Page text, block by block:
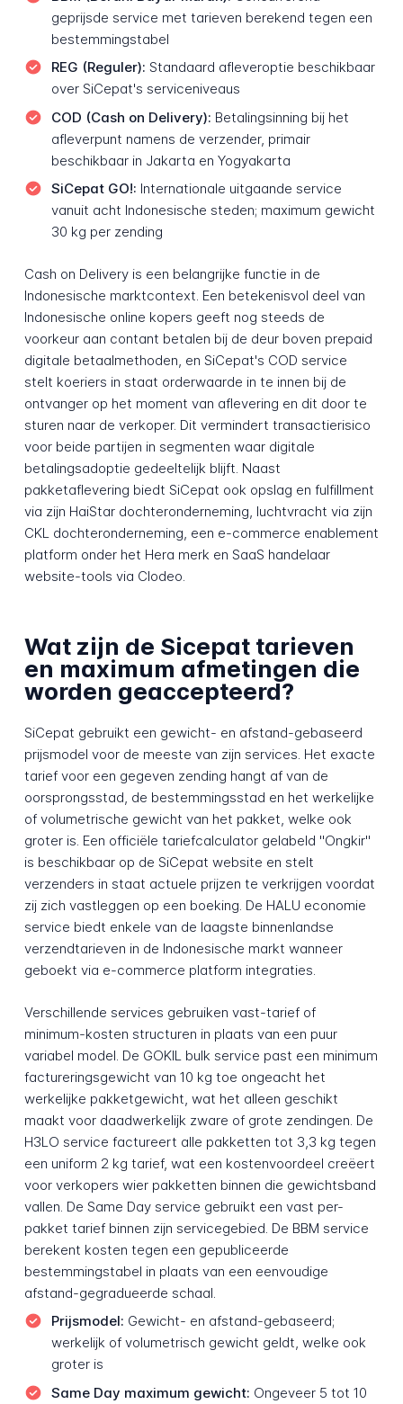
geprijsde service met tarieven berekend tegen een
bestemmingstabel
REG (Reguler): Standaard afleveroptie beschikbaar
over SiCepat's serviceniveaus
COD (Cash on Delivery): Betalingsinning bij het
afleverpunt namens de verzender, primair
beschikbaar in Jakarta en Yogyakarta
SiCepat GO!: Internationale uitgaande service
vanuit acht Indonesische steden; maximum gewicht
30 kg per zending
Cash on Delivery is een belangrijke functie in de
Indonesische marktcontext. Een betekenisvol deel van
Indonesische online kopers geeft nog steeds de
voorkeur aan contant betalen bij de deur boven prepaid
digitale betaalmethoden, en SiCepat's COD service
stelt koeriers in staat orderwaarde in te innen bij de
ontvanger op het moment van aflevering en dit door te
sturen naar de verkoper. Dit vermindert transactierisico
voor beide partijen in segmenten waar digitale
betalingsadoptie gedeeltelijk blijft. Naast
pakketaflevering biedt SiCepat ook opslag en fulfillment
via zijn HaiStar dochteronderneming, luchtvracht via zijn
CKL dochteronderneming, een e-commerce enablement
platform onder het Hera merk en SaaS handelaar
website-tools via Clodeo.
Wat zijn de Sicepat tarieven
en maximum afmetingen die
worden geaccepteerd?
SiCepat gebruikt een gewicht- en afstand-gebaseerd
prijsmodel voor de meeste van zijn services. Het exacte
tarief voor een gegeven zending hangt af van de
oorsprongsstad, de bestemmingsstad en het werkelijke
of volumetrische gewicht van het pakket, welke ook
groter is. Een officiële tariefcalculator gelabeld "Ongkir"
is beschikbaar op de SiCepat website en stelt
verzenders in staat actuele prijzen te verkrijgen voordat
zij zich vastleggen op een boeking. De HALU economie
service biedt enkele van de laagste binnenlandse
verzendtarieven in de Indonesische markt wanneer
geboekt via e-commerce platform integraties.
Verschillende services gebruiken vast-tarief of
minimum-kosten structuren in plaats van een puur
variabel model. De GOKIL bulk service past een minimum
factureringsgewicht van 10 kg toe ongeacht het
werkelijke pakketgewicht, wat het alleen geschikt
maakt voor daadwerkelijk zware of grote zendingen. De
H3LO service factureert alle pakketten tot 3,3 kg tegen
een uniform 2 kg tarief, wat een kostenvoordeel creëert
voor verkopers wier pakketten binnen die gewichtsband
vallen. De Same Day service gebruikt een vast per-
pakket tarief binnen zijn servicegebied. De BBM service
berekent kosten tegen een gepubliceerde
bestemmingstabel in plaats van een eenvoudige
afstand-gegradueerde schaal.
Prijsmodel: Gewicht- en afstand-gebaseerd;
werkelijk of volumetrisch gewicht geldt, welke ook
groter is
Same Day maximum gewicht: Ongeveer 5 tot 10